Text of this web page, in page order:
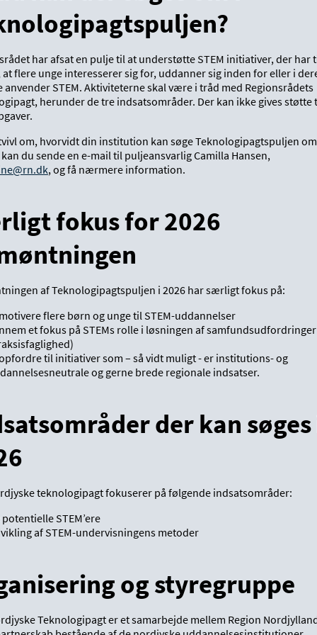
har afsat en pulje til at understøtte STEM initiativer, der har
flere unge interesserer sig for, uddanner sig inden for eller i
anvender STEM. Aktiviteterne skal være i tråd med Regionsrådets
herunder de tre indsatsområder. Der kan ikke gives støtte
om, hvorvidt din institution kan søge Teknologipagtspuljen om
du sende en e-mail til puljeansvarlig Camilla Hansen,
, og få nærmere information.
fokus for 2026
af Teknologipagtspuljen i 2026 har særligt fokus på:
flere børn og unge til STEM-uddannelser
et fokus på STEMs rolle i løsningen af samfundsudfordringer
til initiativer som – så vidt muligt - er institutions- og
og gerne brede regionale indsatser.
der kan søges
teknologipagt fokuserer på følgende indsatsområder:
potentielle STEM’ere
af STEM-undervisningens metoder
og styregruppe
Teknologipagt er et samarbejde mellem Region